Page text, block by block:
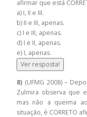
afirmar que está
a) I, II e III.
b) II e III, apenas.
c) I e III, apenas.
d) I e II, apenas.
e) I, apenas.
Ver resposta!
8) (UFMG 2008) –
Zulmira observa que
mas não a queima
situação, é CORRETO